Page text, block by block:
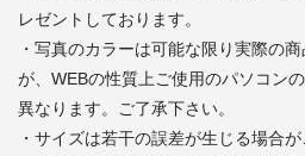
レゼントしております。
・写真のカラーは可能な限り実際の
が、WEBの性質上ご使用のパソコン
異なります。ご了承下さい。
・サイズは若干の誤差が生じる場合が